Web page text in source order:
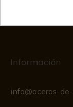
Información
info@aceros-